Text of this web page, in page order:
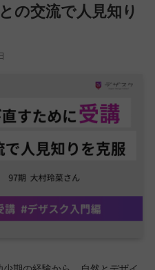
の交流で人見知り